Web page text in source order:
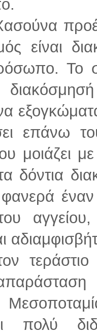
είναι
Το
επάνω
μοιάζει
δόντια
πολύ